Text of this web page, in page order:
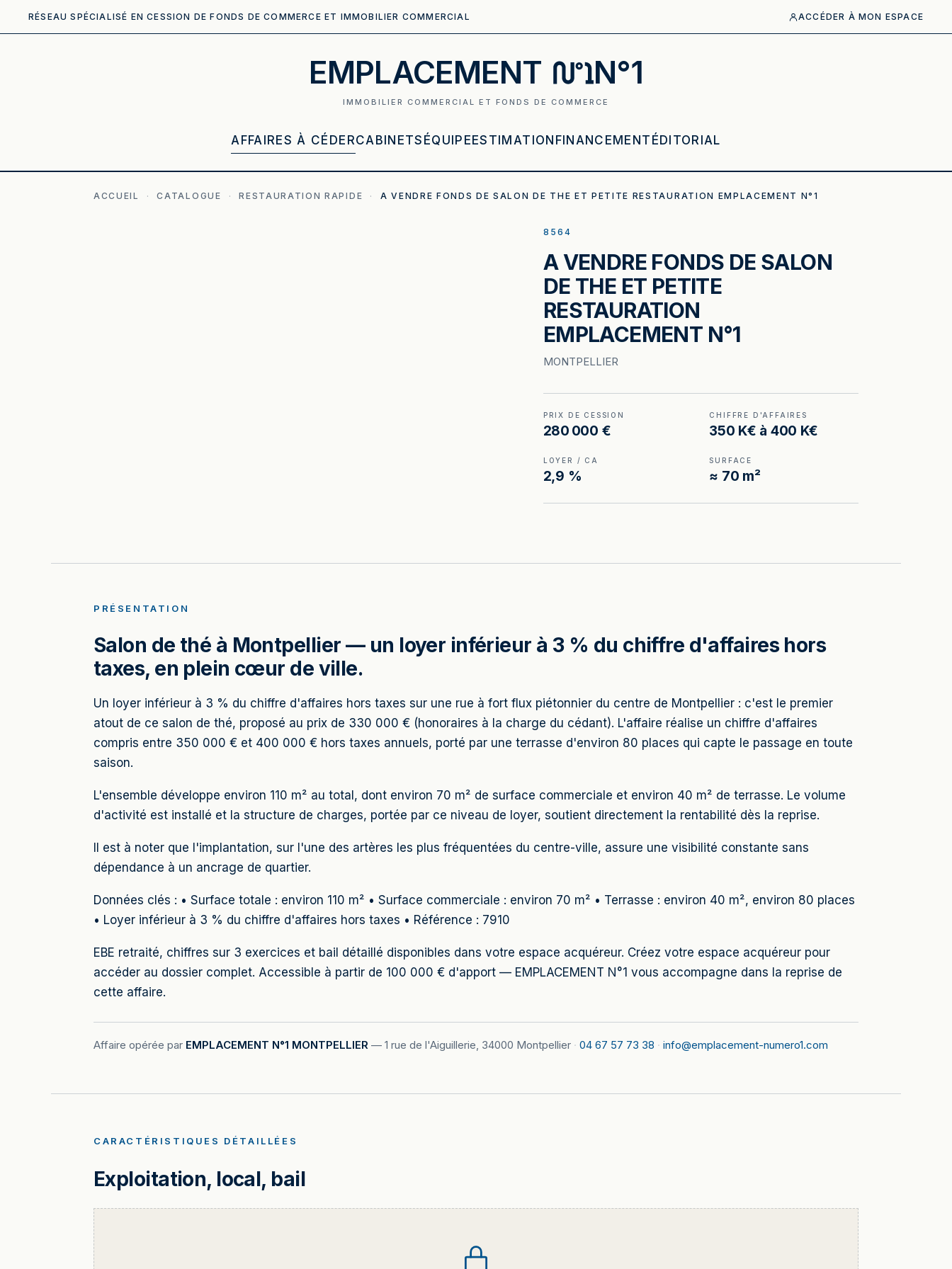
RÉSEAU SPÉCIALISÉ EN CESSION DE FONDS DE COMMERCE ET IMMOBILIER COMMERCIAL ACCÉDER À MON ESPACE
EMPLACEMENT N°1
IMMOBILIER COMMERCIAL ET FONDS DE COMMERCE
AFFAIRES À CÉDERCABINETS ÉQUIPE ESTIMATION FINANCEMENT ÉDITORIAL
ACCUEIL · CATALOGUE · RESTAURATION RAPIDE · A VENDRE FONDS DE SALON DE THE ET PETITE RESTAURATION EMPLACEMENT N°1
8564
A VENDRE FONDS DE SALON
DE THE ET PETITE
RESTAURATION
EMPLACEMENT N°1
MONTPELLIER
PRIX DE CESSION
280 000 €
CHIFFRE D'AFFAIRES
350 K€ à 400 K€
LOYER / CA
2,9 %
SURFACE
≈ 70 m²
PRÉSENTATION
Salon de thé à Montpellier — un loyer inférieur à 3 % du chiffre d'affaires hors
taxes, en plein cœur de ville.
Un loyer inférieur à 3 % du chiffre d'affaires hors taxes sur une rue à fort flux piétonnier du centre de Montpellier : c'est le premier
atout de ce salon de thé, proposé au prix de 330 000 € (honoraires à la charge du cédant). L'affaire réalise un chiffre d'affaires
compris entre 350 000 € et 400 000 € hors taxes annuels, porté par une terrasse d'environ 80 places qui capte le passage en toute
saison.
L'ensemble développe environ 110 m² au total, dont environ 70 m² de surface commerciale et environ 40 m² de terrasse. Le volume
d'activité est installé et la structure de charges, portée par ce niveau de loyer, soutient directement la rentabilité dès la reprise.
Il est à noter que l'implantation, sur l'une des artères les plus fréquentées du centre-ville, assure une visibilité constante sans
dépendance à un ancrage de quartier.
Données clés : • Surface totale : environ 110 m² • Surface commerciale : environ 70 m² • Terrasse : environ 40 m², environ 80 places
• Loyer inférieur à 3 % du chiffre d'affaires hors taxes • Référence : 7910
EBE retraité, chiffres sur 3 exercices et bail détaillé disponibles dans votre espace acquéreur. Créez votre espace acquéreur pour
accéder au dossier complet. Accessible à partir de 100 000 € d'apport — EMPLACEMENT N°1 vous accompagne dans la reprise de
cette affaire.
Affaire opérée par EMPLACEMENT N°1 MONTPELLIER — 1 rue de l'Aiguillerie, 34000 Montpellier · 04 67 57 73 38 · info@emplacement-numero1.com
CARACTÉRISTIQUES DÉTAILLÉES
Exploitation, local, bail